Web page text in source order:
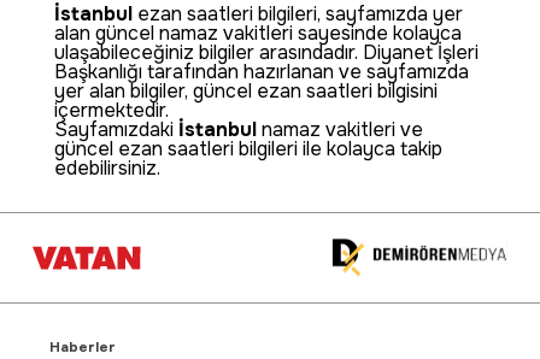
İstanbul ezan saatleri bilgileri, sayfamızda yer
alan güncel namaz vakitleri sayesinde kolayca
ulaşabileceğiniz bilgiler arasındadır. Diyanet İşleri
Başkanlığı tarafından hazırlanan ve sayfamızda
yer alan bilgiler, güncel ezan saatleri bilgisini
içermektedir.
Sayfamızdaki İstanbulnamaz vakitleri ve
güncel ezan saatleri bilgileri ile kolayca takip
edebilirsiniz.
Haberler